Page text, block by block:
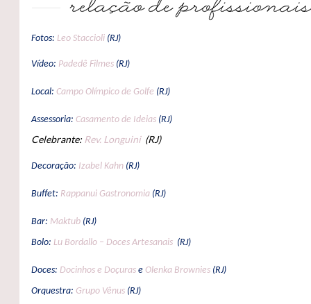
Fotos:Leo Staccioli (RJ)
Vídeo: Padedê Filmes (RJ)
Local:Campo Olímpico de Golfe (RJ)
Assessoria:Casamento de Ideias (RJ)
Celebrante: Rev. Longuini (RJ)
Decoração: Izabel Kahn (RJ)
Buffet: Rappanui Gastronomia (RJ)
Bar: Maktub (RJ)
Bolo:Lu Bordallo – Doces Artesanais (RJ)
Doces:Docinhos e Doçuras e Olenka Brownies (RJ)
Orquestra: Grupo Vênus (RJ)